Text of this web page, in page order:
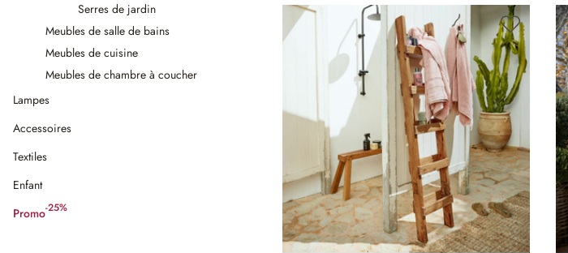
Serres de jardin
Meubles de salle de bains
Meubles de cuisine
Meubles de chambre à coucher
Lampes
Accessoires
Textiles
Enfant
Promo-25%
(25%spared)